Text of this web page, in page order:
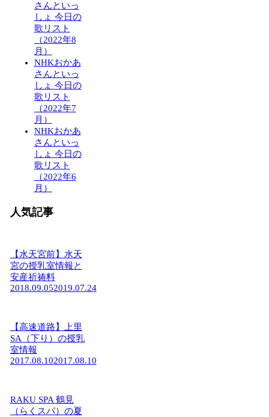
さんといっ
しょ 今日の
歌リスト
（2022年8
月）
NHKおかあ
さんといっ
しょ 今日の
歌リスト
（2022年7
月）
NHKおかあ
さんといっ
しょ 今日の
歌リスト
（2022年6
月）
人気記事
【水天宮前】水天
宮の授乳室情報と
安産祈祷料
2018.09.052019.07.24
【高速道路】上里
SA（下り）の授乳
室情報
2017.08.102017.08.10
RAKU SPA 鶴見
（らくスパ）の夏